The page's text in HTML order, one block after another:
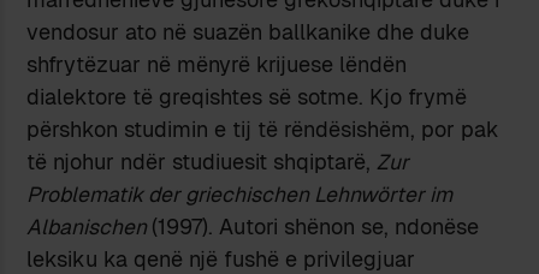
vendosur ato në suazën ballkanike dhe duke
shfrytëzuar në mënyrë krijuese lëndën
dialektore të greqishtes së sotme. Kjo frymë
përshkon studimin e tij të rëndësishëm, por pak
të njohur ndër studiuesit shqiptarë, Zur
Problematik der griechischen Lehnwörter im
Albanischen (1997). Autori shënon se, ndonëse
leksiku ka qenë një fushë e privilegjuar